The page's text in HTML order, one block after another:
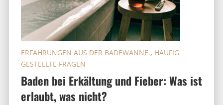
Baden bei Erkältung und Fieber: Was ist
erlaubt, was nicht?
ERFAHRUNGEN AUS DER BADEWANNE., HÄUFIG
GESTELLTE FRAGEN